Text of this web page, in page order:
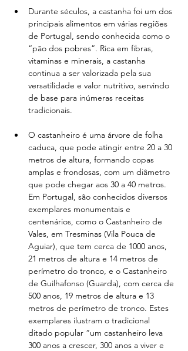
Durante séculos, a castanha foi um dos
principais alimentos em várias regiões
de Portugal, sendo conhecida como o
“pão dos pobres”. Rica em fibras,
vitaminas e minerais, a castanha
continua a ser valorizada pela sua
versatilidade e valor nutritivo, servindo
de base para inúmeras receitas
tradicionais.
O castanheiro é uma árvore de folha
caduca, que pode atingir entre 20 a 30
metros de altura, formando copas
amplas e frondosas, com um diâmetro
que pode chegar aos 30 a 40 metros.
Em Portugal, são conhecidos diversos
exemplares monumentais e
centenários, como o Castanheiro de
Vales, em Tresminas (Vila Pouca de
Aguiar), que tem cerca de 1000 anos,
21 metros de altura e 14 metros de
perímetro do tronco, e o Castanheiro
de Guilhafonso (Guarda), com cerca de
500 anos, 19 metros de altura e 13
metros de perímetro de tronco. Estes
exemplares ilustram o tradicional
ditado popular “um castanheiro leva
300 anos a crescer, 300 anos a viver e